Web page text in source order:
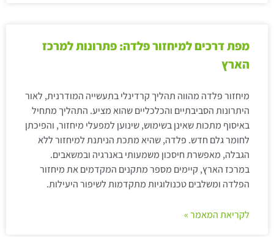
מפת דרכים למיחזור פלדה: פתרונות למרכז
הארץ
מיחזור פלדה מהווה תהליך קרדינלי בתעשייה המודרנית, לאור
היתרונות הסביבתיים והכלכליים שהוא מציע. התהליך מתחיל
באיסוף מתכות שאינן בשימוש, שינוען למפעלי מיחזור, והפיכתן
לחומר גלם חדש. פלדה, שהיא מתכת הניתנת למיחזור ללא
הגבלה, מאפשרת חיסכון משמעותי באנרגיה ובמשאבים.
במרכז הארץ, קיימים מספר מתקנים המקדמים את מיחזור
הפלדה ומשלבים טכנולוגיות מתקדמות לשיפור היעילות.
לקריאת המאמר »